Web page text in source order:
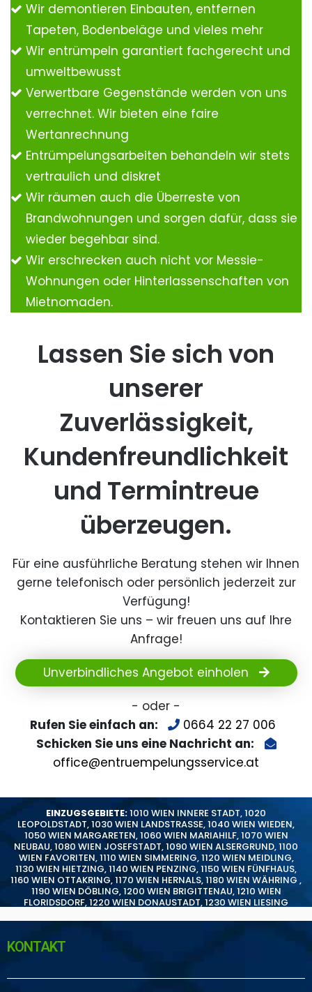
Wir demontieren Einbauten, entfernen
Tapeten, Bodenbeläge und vieles mehr
Wir entrümpeln garantiert fachgerecht und
umweltbewusst
Verwertbare Gegenstände werden von uns
verrechnet. Wir bieten eine faire
Wertanrechnung
Entrümpelungsarbeiten behandeln wir stets
vertraulich und diskret
Wir räumen auch die Überreste von
Brandwohnungen und sorgen dafür, dass sie
wieder begehbar sind.
Wir erschrecken auch nicht vor Messie-
Wohnungen oder Hinterlassenschaften von
Mietnomaden.
Lassen Sie sich von
unserer
Zuverlässigkeit,
Kundenfreundlichkeit
und Termintreue
überzeugen.
Für eine ausführliche Beratung stehen wir Ihnen
gerne telefonisch oder persönlich jederzeit zur
Verfügung!
Kontaktieren Sie uns – wir freuen uns auf Ihre
Anfrage!
Unverbindliches Angebot einholen
- oder -
Rufen Sie einfach an:
0664 22 27 006
Schicken Sie uns eine Nachricht an:
office@entruempelungsservice.at
EINZUGSGEBIETE:1010 WIEN INNERE STADT,1020
LEOPOLDSTADT,1030 WIEN LANDSTRASSE,1040 WIEN WIEDEN,
1050 WIEN MARGARETEN,1060 WIEN MARIAHILF,1070 WIEN
NEUBAU,1080 WIEN JOSEFSTADT,1090 WIEN ALSERGRUND,1100
WIEN FAVORITEN,1110 WIEN SIMMERING,1120 WIEN MEIDLING,
1130 WIEN HIETZING,1140 WIEN PENZING,1150 WIEN FÜNFHAUS,
1160 WIEN OTTAKRING,1170 WIEN HERNALS,1180 WIEN WÄHRING ,
1190 WIEN DÖBLING,1200 WIEN BRIGITTENAU,1210 WIEN
FLORIDSDORF,1220 WIEN DONAUSTADT,1230 WIEN LIESING
KONTAKT